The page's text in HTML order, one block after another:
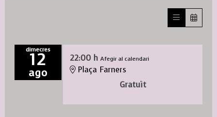
dimecres
12
ago
22:00 h Afegir al calendari
Plaça Farners
Gratuït